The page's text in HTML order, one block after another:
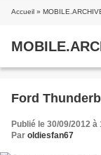
Accueil »
Ford
Publié le 30/09/2012 à
Par oldiesfan67